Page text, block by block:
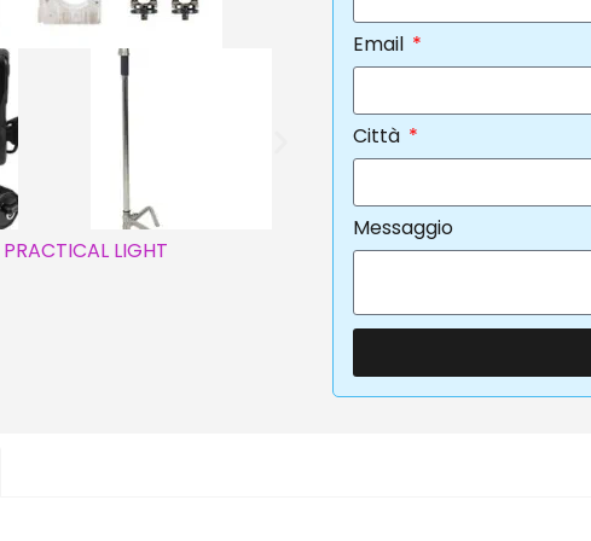
PRACTICAL LIGHT
Email
Città
Messaggio